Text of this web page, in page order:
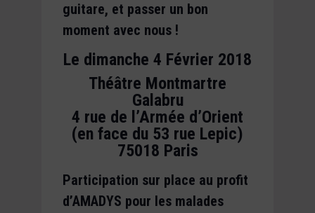
guitare, et passer un bon
moment avec nous !
Le dimanche 4 Février 2018
Théâtre Montmartre
Galabru
4 rue de l’Armée d’Orient
(en face du 53 rue Lepic)
75018 Paris
Participation sur place au profit
d’AMADYS pour les malades